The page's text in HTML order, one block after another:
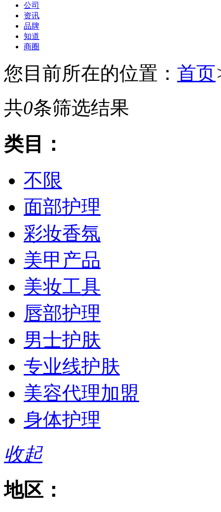
公司
资讯
品牌
知道
商圈
您目前所在的位置： 首页
共0条筛选结果
类目：
不限
面部护理
彩妆香氛
美甲产品
美妆工具
唇部护理
男士护肤
专业线护肤
美容代理加盟
身体护理
收起
地区：